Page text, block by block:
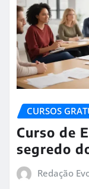
CURSOS
Curso de
segredo
Redação